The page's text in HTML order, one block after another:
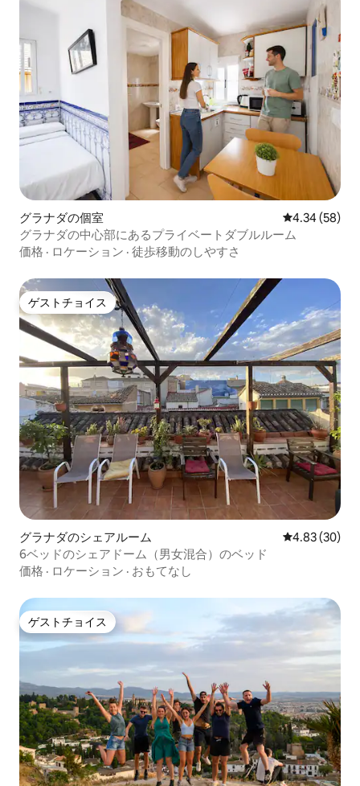
グラナダの個室 レビュー58
4.34 (58)
グラナダの中心部にあるプライベートダブルルーム
価格 · ロケーション · 徒歩移動のしやすさ
ゲストチョイス
ゲストチョイス
グラナダのシェアルーム レビュー30
4.83 (30)
6ベッドのシェアドーム（男女混合）のベッド
価格 · ロケーション · おもてなし
ゲストチョイス
ゲストチョイス